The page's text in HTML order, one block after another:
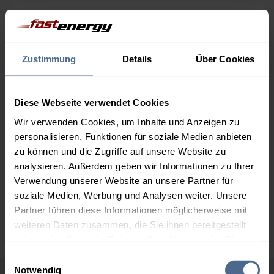
Zustimmung Details Über Cookies
Diese Webseite verwendet Cookies
Wir verwenden Cookies, um Inhalte und Anzeigen zu
personalisieren, Funktionen für soziale Medien anbieten
zu können und die Zugriffe auf unsere Website zu
analysieren. Außerdem geben wir Informationen zu Ihrer
Verwendung unserer Website an unsere Partner für
soziale Medien, Werbung und Analysen weiter. Unsere
Partner führen diese Informationen möglicherweise mit
weiteren Daten zusammen, die Sie ihnen bereitgestellt
Notwendig
1.000 Liter 0,00 €
160,28 €
3.000 Liter
158,21 €
158,21 €
0,00 €
5.000 Liter
156,70 €
156,70 €
0,00 €
Preise für Heizöl in Standardqualität nach Ö-Norm C 1109 in € / 100
Liter inkl. MwSt. und Lieferung bei einer Lieferstelle.